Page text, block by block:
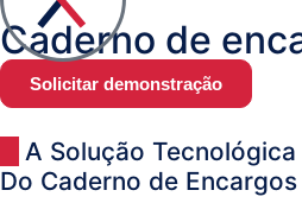
Gestão
Documental
Business
Caderno de
Solicitar demonstração
A Solução Tecnológica
Do Caderno de